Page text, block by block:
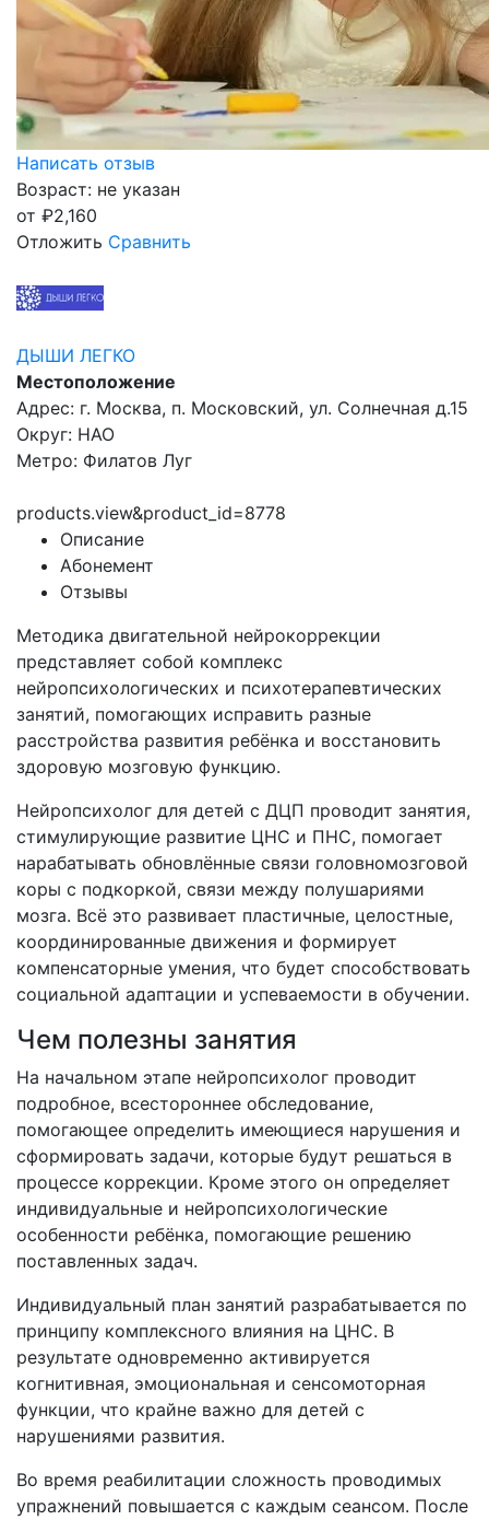
Написать отзыв
Возраст: не указан
от ₽2,160
Отложить Сравнить
ДЫШИ ЛЕГКО
Местоположение
Адрес: г. Москва, п. Московский, ул. Солнечная д.15
Округ: НАО
Метро: Филатов Луг
products.view&product_id=8778
Описание
Абонемент
Отзывы
Методика двигательной нейрокоррекции
представляет собой комплекс
нейропсихологических и психотерапевтических
занятий, помогающих исправить разные
расстройства развития ребёнка и восстановить
здоровую мозговую функцию.
Нейропсихолог для детей с ДЦП проводит занятия,
стимулирующие развитие ЦНС и ПНС, помогает
нарабатывать обновлённые связи головномозговой
коры с подкоркой, связи между полушариями
мозга. Всё это развивает пластичные, целостные,
координированные движения и формирует
компенсаторные умения, что будет способствовать
социальной адаптации и успеваемости в обучении.
Чем полезны занятия
На начальном этапе нейропсихолог проводит
подробное, всестороннее обследование,
помогающее определить имеющиеся нарушения и
сформировать задачи, которые будут решаться в
процессе коррекции. Кроме этого он определяет
индивидуальные и нейропсихологические
особенности ребёнка, помогающие решению
поставленных задач.
Индивидуальный план занятий разрабатывается по
принципу комплексного влияния на ЦНС. В
результате одновременно активируется
когнитивная, эмоциональная и сенсомоторная
функции, что крайне важно для детей с
нарушениями развития.
Во время реабилитации сложность проводимых
упражнений повышается с каждым сеансом. После